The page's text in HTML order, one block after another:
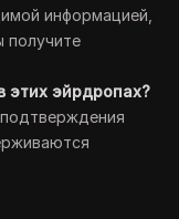
информацией,
получите
этих эйрдропах?